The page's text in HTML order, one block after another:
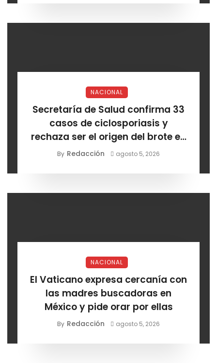
NACIONAL
Secretaría de Salud confirma 33
casos de ciclosporiasis y
rechaza ser el origen del brote en
EE. UU.
By Redacción agosto 5, 2026
NACIONAL
El Vaticano expresa cercanía con
las madres buscadoras en
México y pide orar por ellas
By Redacción agosto 5, 2026